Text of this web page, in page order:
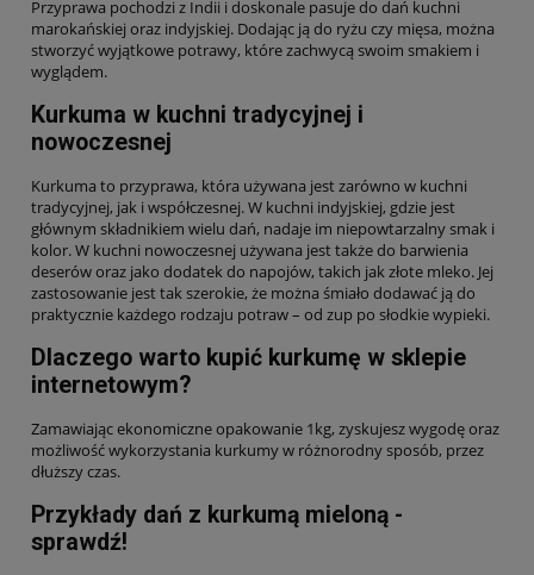
Przyprawa pochodzi z Indii i doskonale pasuje do dań kuchni
marokańskiej oraz indyjskiej. Dodając ją do ryżu czy mięsa, można
stworzyć wyjątkowe potrawy, które zachwycą swoim smakiem i
wyglądem.
Kurkuma w kuchni tradycyjnej i
nowoczesnej
Kurkuma to przyprawa, która używana jest zarówno w kuchni
tradycyjnej, jak i współczesnej. W kuchni indyjskiej, gdzie jest
głównym składnikiem wielu dań, nadaje im niepowtarzalny smak i
kolor. W kuchni nowoczesnej używana jest także do barwienia
deserów oraz jako dodatek do napojów, takich jak złote mleko. Jej
zastosowanie jest tak szerokie, że można śmiało dodawać ją do
praktycznie każdego rodzaju potraw – od zup po słodkie wypieki.
Dlaczego warto kupić kurkumę w sklepie
internetowym?
Zamawiając ekonomiczne opakowanie 1kg, zyskujesz wygodę oraz
możliwość wykorzystania kurkumy w różnorodny sposób, przez
dłuższy czas.
Przykłady dań z kurkumą mieloną -
sprawdź!